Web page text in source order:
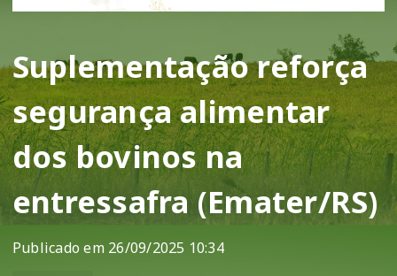
Suplementação reforça
segurança alimentar
dos bovinos na
entressafra (Emater/RS)
Publicado em 26/09/2025 10:34